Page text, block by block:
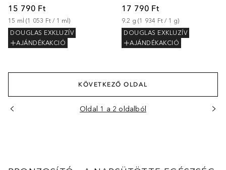
15 790 Ft
15 ml (1 053 Ft / 1 ml)
DOUGLAS EXKLUZÍV
AJÁNDÉKAKCIÓ
17 790 Ft
9.2 g (1 934 Ft / 1 g)
DOUGLAS EXKLUZÍV
AJÁNDÉKAKCIÓ
KÖVETKEZŐ OLDAL
Oldal 1 a 2 oldalból